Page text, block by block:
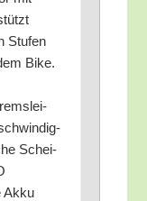
Stu­fen
Bike.
Schei­
Akku